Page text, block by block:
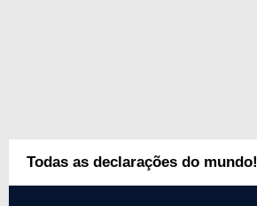
Todas as declarações do mundo!